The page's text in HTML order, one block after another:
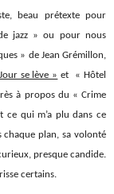
beau prétexte pour
jazz » ou pour nous
» de Jean Grémillon,
se lève » et « Hôtel
à propos du « Crime
ce qui m’a plu dans ce
plan, sa volonté
presque candide.
certains.